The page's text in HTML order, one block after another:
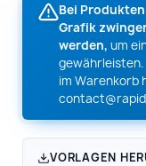
Bei
Grafik
werden, um
im Warenkorb
VORLAGEN